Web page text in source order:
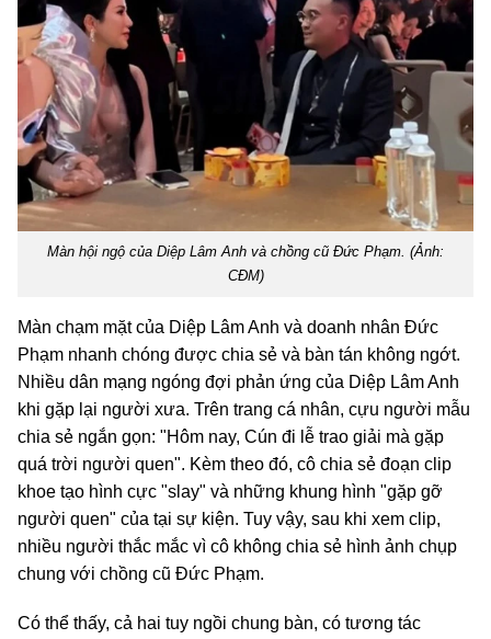
Màn hội ngộ của Diệp Lâm Anh và chồng cũ Đức Phạm. (Ảnh:
CĐM)
Màn chạm mặt của Diệp Lâm Anh và doanh nhân Đức
Phạm nhanh chóng được chia sẻ và bàn tán không ngớt.
Nhiều dân mạng ngóng đợi phản ứng của Diệp Lâm Anh
khi gặp lại người xưa. Trên trang cá nhân, cựu người mẫu
chia sẻ ngắn gọn: "Hôm nay, Cún đi lễ trao giải mà gặp
quá trời người quen". Kèm theo đó, cô chia sẻ đoạn clip
khoe tạo hình cực "slay" và những khung hình "gặp gỡ
người quen" của tại sự kiện. Tuy vậy, sau khi xem clip,
nhiều người thắc mắc vì cô không chia sẻ hình ảnh chụp
chung với chồng cũ Đức Phạm.
Có thể thấy, cả hai tuy ngồi chung bàn, có tương tác